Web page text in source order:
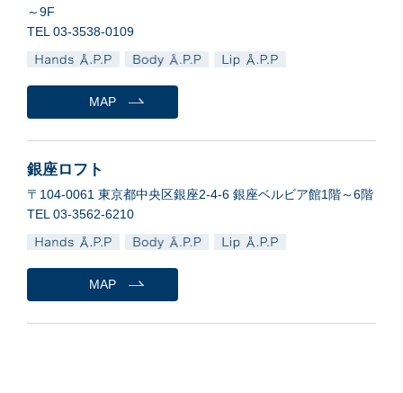
～9F
TEL 03-3538-0109
MAP
銀座ロフト
〒104-0061 東京都中央区銀座2-4-6 銀座ベルビア館1階～6階
TEL 03-3562-6210
MAP